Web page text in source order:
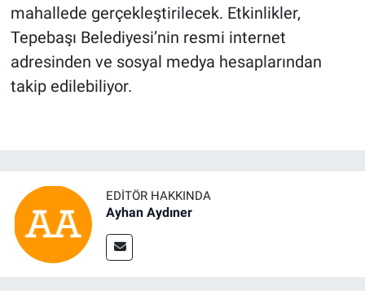
mahallede gerçekleştirilecek. Etkinlikler,
Tepebaşı Belediyesi’nin resmi internet
adresinden ve sosyal medya hesaplarından
takip edilebiliyor.
EDITÖR HAKKINDA
Ayhan Aydıner